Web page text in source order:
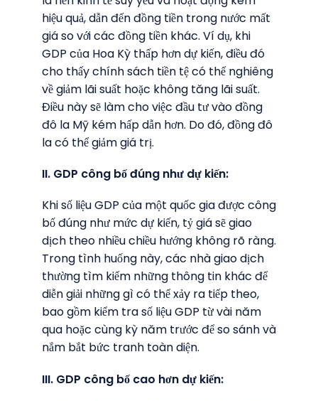
hiệu quả, dẫn đến đồng tiền trong nước mất
giá so với các đồng tiền khác. Ví dụ, khi
GDP của Hoa Kỳ thấp hơn dự kiến, điều đó
cho thấy chính sách tiền tệ có thể nghiêng
về giảm lãi suất hoặc không tăng lãi suất.
Điều này sẽ làm cho việc đầu tư vào đồng
đô la Mỹ kém hấp dẫn hơn. Do đó, đồng đô
la có thể giảm giá trị.
II. GDP công bố đúng như dự kiến:
Khi số liệu GDP của một quốc gia được công
bố đúng như mức dự kiến, tỷ giá sẽ giao
dịch theo nhiều chiều hướng không rõ ràng.
Trong tình huống này, các nhà giao dịch
thường tìm kiếm những thông tin khác để
diễn giải những gì có thể xảy ra tiếp theo,
bao gồm kiểm tra số liệu GDP từ vài năm
qua hoặc cùng kỳ năm trước để so sánh và
nắm bắt bức tranh toàn diện.
III. GDP công bố cao hơn dự kiến: